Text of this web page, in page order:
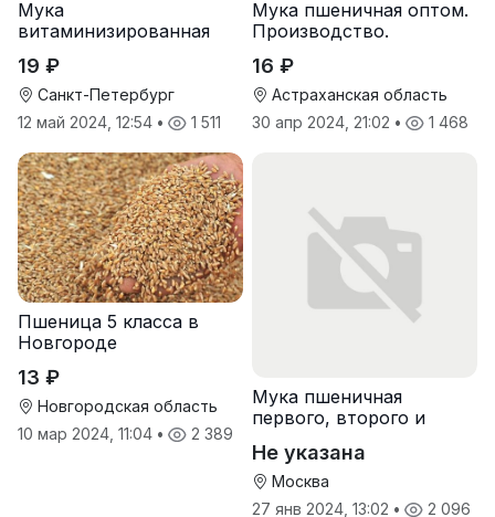
Мука
витаминизированная
19 ₽
Санкт-Петербург
12 май 2024, 12:54 • 1 511
Мука пшеничная оптом.
Производство.
16 ₽
Астраханская область
30 апр 2024, 21:02 • 1 468
Пшеница 5 класса в
Новгороде
13 ₽
Новгородская область
10 мар 2024, 11:04 • 2 389
Мука пшеничная
первого, второго и
Не указана
Москва
27 янв 2024, 13:02 • 2 096